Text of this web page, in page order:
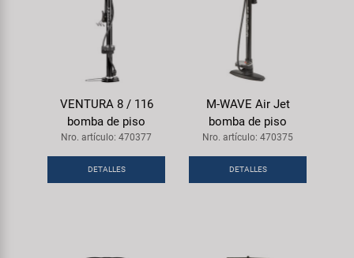
VENTURA 8 / 116
bomba de piso
Nro. artículo: 470377
DETALLES
M-WAVE Air Jet
bomba de piso
Nro. artículo: 470375
DETALLES